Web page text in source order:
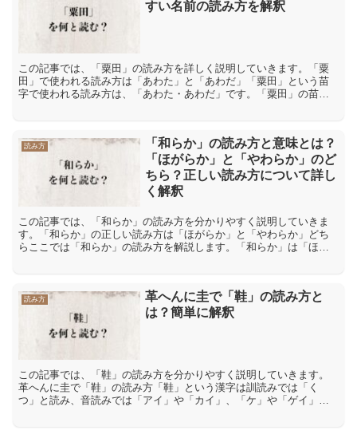
すい名前の読み方を解釈
この記事では、「粟田」の読み方を詳しく説明していきます。「粟
田」で使われる読み方は「あわた」と「あわだ」「粟田」という苗
字で使われる読み方は、「あわた・あわだ」です。「粟田」の苗字
読み方
「和らか」の読み方と意味とは？
「ほがらか」と「やわらか」のど
ちら？正しい読み方について詳し
く解釈
この記事では、「和らか」の読み方を分かりやすく説明していきま
す。「和らか」の正しい読み方は「ほがらか」と「やわらか」どち
らここでは「和らか」の読み方を解説します。「和らか」は「ほが
読み方
革へんに圭で「鞋」の読み方と
は？簡単に解釈
この記事では、「鞋」の読み方を分かりやすく説明していきます。
革へんに圭で「鞋」の読み方「鞋」という漢字は訓読みでは「く
つ」と読み、音読みでは「アイ」や「カイ」、「ケ」や「ゲイ」、